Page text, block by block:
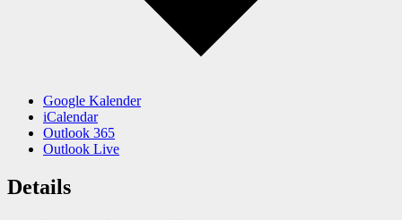
Google Kalender
iCalendar
Outlook 365
Outlook Live
Details